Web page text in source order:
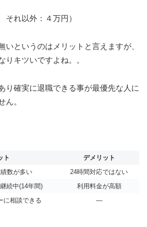
それ以外：４万円）
いというのはメリットと言えますが、
りキツいですよね。。
り確実に退職できる事が最優先な人に
ん。
ト
デメリット
数が多い
24時間対応ではない
続中(14年間)
利用料金が高額
に相談できる
―